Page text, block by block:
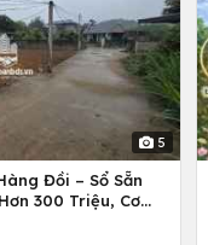
5
Đồi – Sổ Sẵn
300 Triệu, Cơ